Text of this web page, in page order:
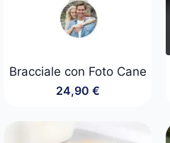
Bracciale con Foto Cane
24,90 €